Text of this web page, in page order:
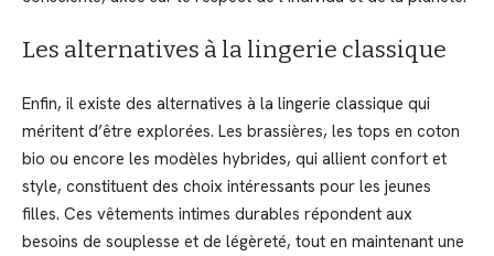
Les alternatives à la lingerie classique
Enfin, il existe des alternatives à la lingerie classique qui
méritent d’être explorées. Les brassières, les tops en coton
bio ou encore les modèles hybrides, qui allient confort et
style, constituent des choix intéressants pour les jeunes
filles. Ces vêtements intimes durables répondent aux
besoins de souplesse et de légèreté, tout en maintenant une